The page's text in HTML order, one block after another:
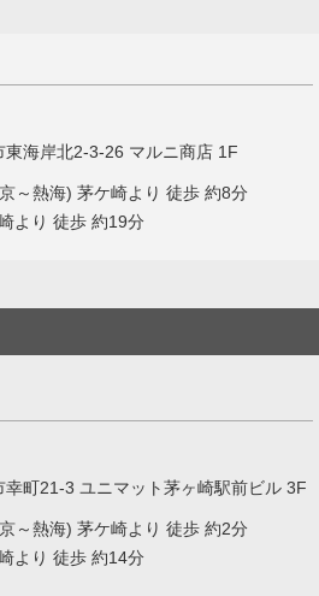
東海岸北2-3-26 マルニ商店 1F
～熱海) 茅ケ崎より 徒歩 約8分
より 徒歩 約19分
幸町21-3 ユニマット茅ヶ崎駅前ビル 3F
～熱海) 茅ケ崎より 徒歩 約2分
より 徒歩 約14分